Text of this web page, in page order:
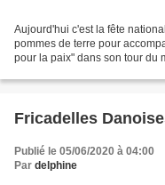
Aujourd'hui c'est la fête
pommes de terre pour
pour la paix" dans son tour du
Fricadelles
Publié le 05/06/2020 à 04:00
Par delphine